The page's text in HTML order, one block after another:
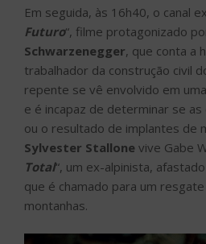
Em seguida, às 16h40, o canal
Futuro“, filme protagonizado
Schwarzenegger, que conta a
trabalhador da construção civil
repente se vê envolvido em
e é incapaz de determinar se
ou o resultado de implantes de
Sylvester Stallone vive Gabe
Total“, um ex-alpinista,
que é chamado para um
montanhas.